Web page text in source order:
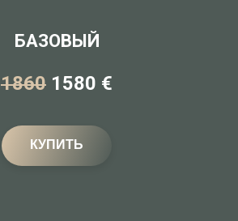
БАЗОВЫЙ
1860 1580 €
КУПИТЬ